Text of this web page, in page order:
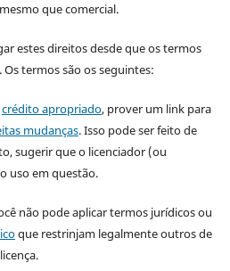
que comercial.
estes direitos desde que os termos
termos são os seguintes:
crédito apropriado, prover um link para
mudanças. Isso pode ser feito de
sugerir que o licenciador (ou
uso em questão.
não pode aplicar termos jurídicos ou
que restrinjam legalmente outros de